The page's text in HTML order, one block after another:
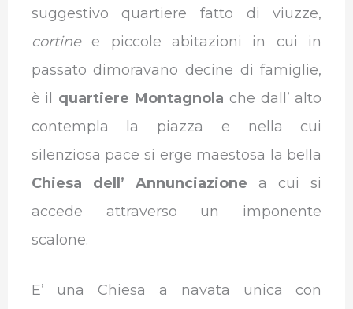
suggestivo quartiere fatto di viuzze,
cortinee piccole abitazioni in cui in
passato dimoravano decine di famiglie,
è il quartiere Montagnola che dall’ alto
contempla la piazza e nella cui
silenziosa pace si erge maestosa la bella
Chiesa dell’ Annunciazione a cui si
accede attraverso un imponente
scalone.
E’ una Chiesa a navata unica con